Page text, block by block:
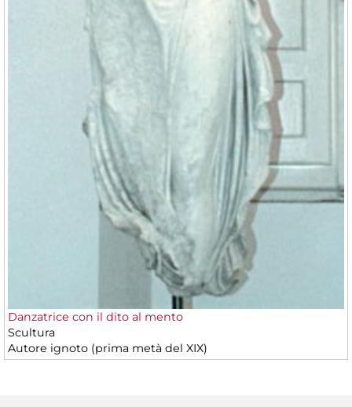
Danzatrice con il dito al mento
Scultura
Autore ignoto (prima metà del XIX)